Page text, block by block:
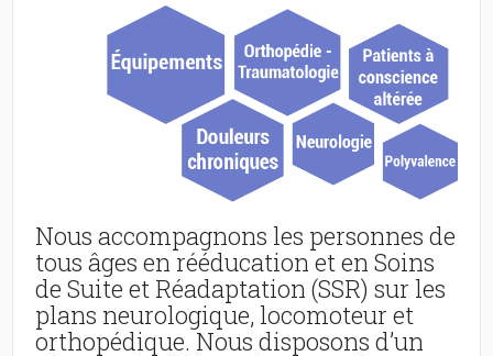
Nous accompagnons les personnes de
tous âges en rééducation et en Soins
de Suite et Réadaptation (SSR) sur les
plans neurologique, locomoteur et
orthopédique. Nous disposons d’un